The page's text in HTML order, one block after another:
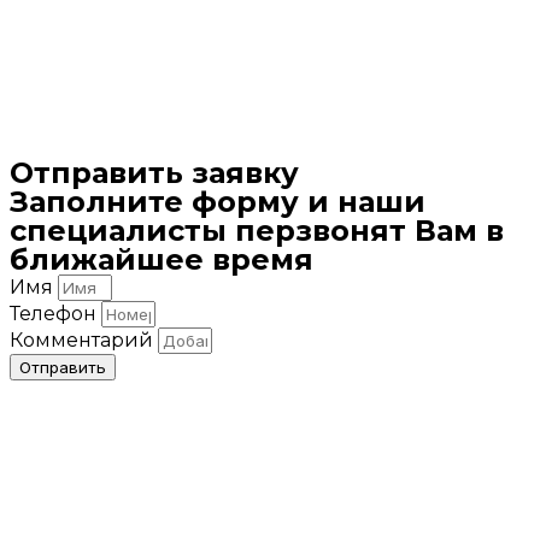
Отправить заявку
Заполните форму и наши
специалисты перзвонят Вам в
ближайшее время
Имя
Телефон
Комментарий
Отправить